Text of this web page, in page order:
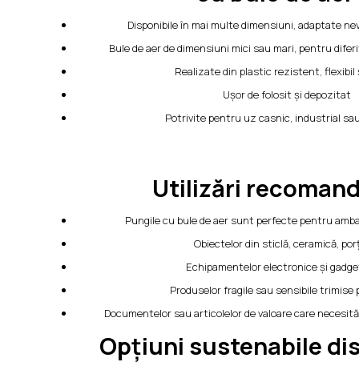
Disponibile în mai multe dimensiuni, adaptate
Bule de aer de dimensiuni mici sau mari, pentru
Realizate din plastic rezistent, flexibil
Ușor de folosit și depozitat
Potrivite pentru uz casnic, industrial
Utilizări
Pungile cu bule de aer sunt perfecte pentru
Obiectelor din sticlă, ceramică,
Echipamentelor electronice și
Produselor fragile sau sensibile trimise
Documentelor sau articolelor de valoare care
Opțiuni sustenabile